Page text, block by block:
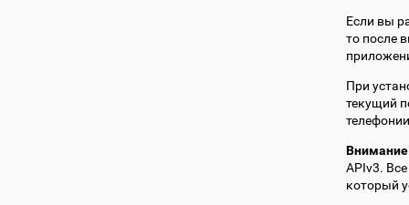
Если вы
то после
При
текущий
APIv3.
который